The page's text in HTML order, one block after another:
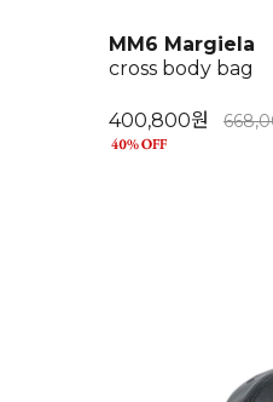
MM6 Margiela
cross body bag
400,800원